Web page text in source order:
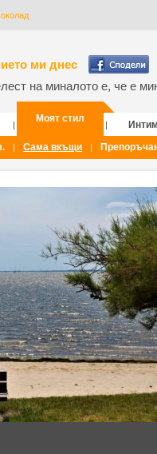
ми днес
на миналото е, че е
|
Моят стил
|
| Сама вкъщи |